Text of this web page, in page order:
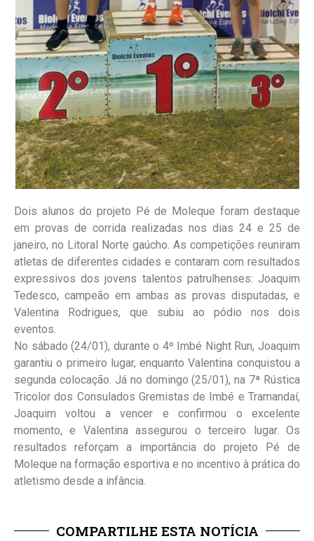
Dois alunos do projeto Pé de Moleque foram destaque
em provas de corrida realizadas nos dias 24 e 25 de
janeiro, no Litoral Norte gaúcho. As competições reuniram
atletas de diferentes cidades e contaram com resultados
expressivos dos jovens talentos patrulhenses: Joaquim
Tedesco, campeão em ambas as provas disputadas, e
Valentina Rodrigues, que subiu ao pódio nos dois
eventos.
No sábado (24/01), durante o 4º Imbé Night Run, Joaquim
garantiu o primeiro lugar, enquanto Valentina conquistou a
segunda colocação. Já no domingo (25/01), na 7ª Rústica
Tricolor dos Consulados Gremistas de Imbé e Tramandaí,
Joaquim voltou a vencer e confirmou o excelente
momento, e Valentina assegurou o terceiro lugar. Os
resultados reforçam a importância do projeto Pé de
Moleque na formação esportiva e no incentivo à prática do
atletismo desde a infância.
COMPARTILHE ESTA NOTÍCIA